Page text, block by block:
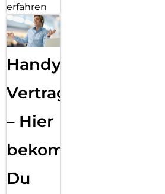
erfahren
Handy
Vertragsabwicklung
– Hier
bekommst
Du